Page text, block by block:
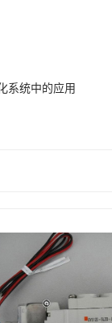
系统中的应用